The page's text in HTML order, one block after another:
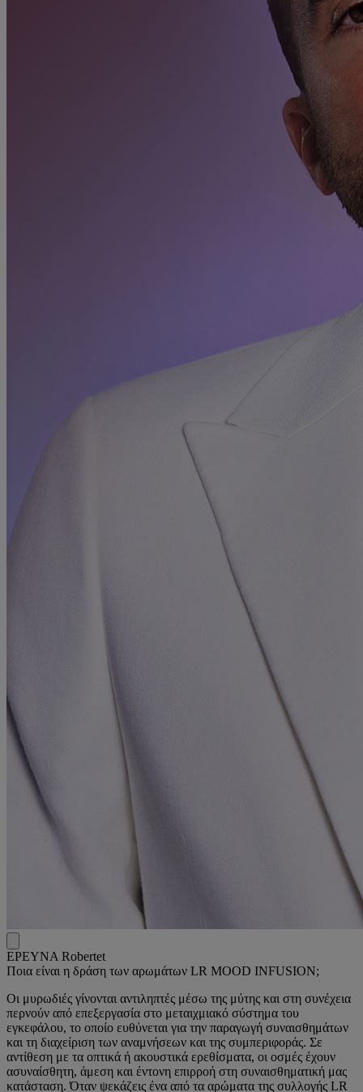
ΕΡΕΥΝΑ Robertet
Ποια είναι η δράση των αρωμάτων LR MOOD INFUSION;
Οι μυρωδιές γίνονται αντιληπτές μέσω της μύτης και στη συνέχεια
περνούν από επεξεργασία στο μεταιχμιακό σύστημα του
εγκεφάλου, το οποίο ευθύνεται για την παραγωγή συναισθημάτων
και τη διαχείριση των αναμνήσεων και της συμπεριφοράς. Σε
αντίθεση με τα οπτικά ή ακουστικά ερεθίσματα, οι οσμές έχουν
ασυναίσθητη, άμεση και έντονη επιρροή στη συναισθηματική μας
κατάσταση. Όταν ψεκάζεις ένα από τα αρώματα της συλλογής LR